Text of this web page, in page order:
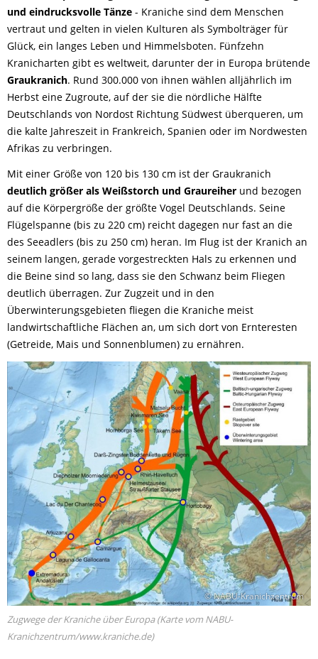
und eindrucksvolle Tänze - Kraniche sind dem Menschen
vertraut und gelten in vielen Kulturen als Symbolträger für
Glück, ein langes Leben und Himmelsboten. Fünfzehn
Kranicharten gibt es weltweit, darunter der in Europa brütende
Graukranich. Rund 300.000 von ihnen wählen alljährlich im
Herbst eine Zugroute, auf der sie die nördliche Hälfte
Deutschlands von Nordost Richtung Südwest überqueren, um
die kalte Jahreszeit in Frankreich, Spanien oder im Nordwesten
Afrikas zu verbringen.
Mit einer Größe von 120 bis 130 cm ist der Graukranich
deutlich größer als Weißstorch und Graureiher und bezogen
auf die Körpergröße der größte Vogel Deutschlands. Seine
Flügelspanne (bis zu 220 cm) reicht dagegen nur fast an die
des Seeadlers (bis zu 250 cm) heran. Im Flug ist der Kranich an
seinem langen, gerade vorgestreckten Hals zu erkennen und
die Beine sind so lang, dass sie den Schwanz beim Fliegen
deutlich überragen. Zur Zugzeit und in den
Überwinterungsgebieten fliegen die Kraniche meist
landwirtschaftliche Flächen an, um sich dort von Ernteresten
(Getreide, Mais und Sonnenblumen) zu ernähren.
© NABU-Kranichzentrum
Zugwege der Kraniche über Europa (Karte vom NABU-
Kranichzentrum/www.kraniche.de)